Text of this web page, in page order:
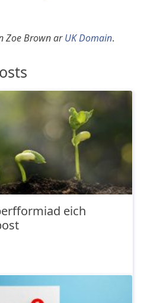
Zoe Brown arUK Domain.
eich